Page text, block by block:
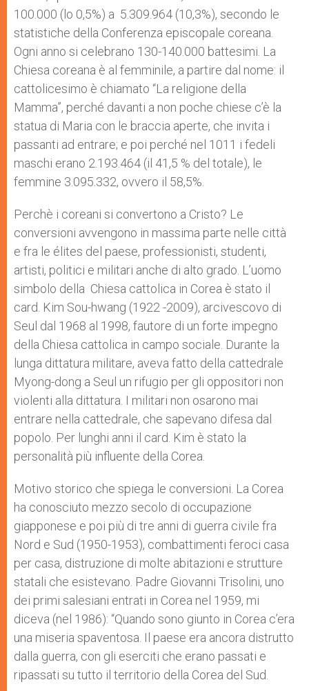
100.000 (lo 0,5%) a 5.309.964 (10,3%), secondo le
statistiche della Conferenza episcopale coreana.
Ogni anno si celebrano 130-140.000 battesimi. La
Chiesa coreana è al femminile, a partire dal nome: il
cattolicesimo è chiamato “La religione della
Mamma”, perché davanti a non poche chiese c’è la
statua di Maria con le braccia aperte, che invita i
passanti ad entrare; e poi perché nel 1011 i fedeli
maschi erano 2.193.464 (il 41,5 % del totale), le
femmine 3.095.332, ovvero il 58,5%.
Perchè i coreani si convertono a Cristo? Le
conversioni avvengono in massima parte nelle città
e fra le élites del paese, professionisti, studenti,
artisti, politici e militari anche di alto grado. L’uomo
simbolo della Chiesa cattolica in Corea è stato il
card. Kim Sou-hwang (1922 -2009), arcivescovo di
Seul dal 1968 al 1998, fautore di un forte impegno
della Chiesa cattolica in campo sociale. Durante la
lunga dittatura militare, aveva fatto della cattedrale
Myong-dong a Seul un rifugio per gli oppositori non
violenti alla dittatura. I militari non osarono mai
entrare nella cattedrale, che sapevano difesa dal
popolo. Per lunghi anni il card. Kim è stato la
personalità più influente della Corea.
Motivo storico che spiega le conversioni. La Corea
ha conosciuto mezzo secolo di occupazione
giapponese e poi più di tre anni di guerra civile fra
Nord e Sud (1950-1953), combattimenti feroci casa
per casa, distruzione di molte abitazioni e strutture
statali che esistevano. Padre Giovanni Trisolini, uno
dei primi salesiani entrati in Corea nel 1959, mi
diceva (nel 1986): “Quando sono giunto in Corea c’era
una miseria spaventosa. Il paese era ancora distrutto
dalla guerra, con gli eserciti che erano passati e
ripassati su tutto il territorio della Corea del Sud.